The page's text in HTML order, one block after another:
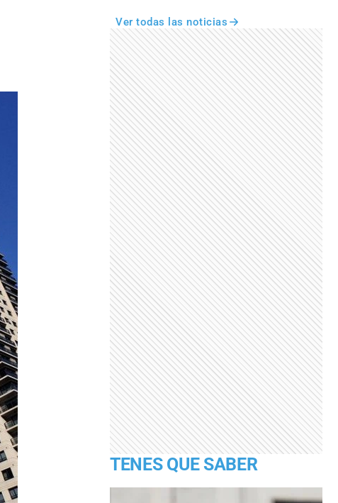
Ver todas las noticias
TENES QUE SABER